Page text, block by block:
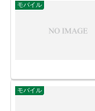
モバイル
モバイル